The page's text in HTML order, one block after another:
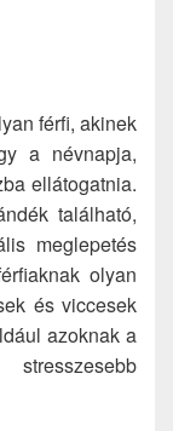
férfi, akinek
a névnapja,
ellátogatnia.
található,
meglepetés
olyan
és viccesek
azoknak a